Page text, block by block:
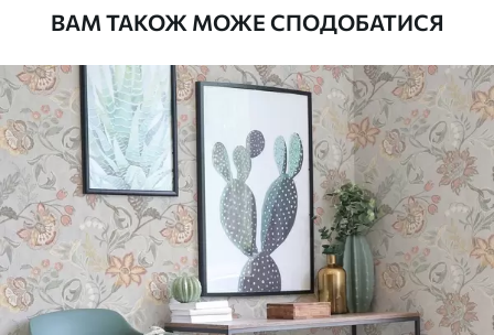
Додатково
Можна додати покриття лаком та/або
клей для шпалер
Очищення
Обережно очищайте м’якою губкою.
Шпалери з покриттям лаком можна
мити водою
Як клеїти? Наклеювання встик
Наші матеріали
Стандарт
ВАМ ТАКОЖ МОЖЕ СПОДОБАТИСЯ